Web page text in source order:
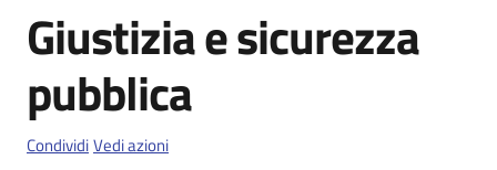
Novità
Servizi
Vivere
Giustizia e sicurezza
pubblica
CondividiVedi azioni